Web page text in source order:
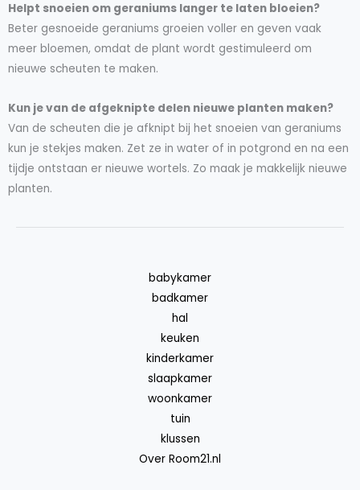
Helpt snoeien om geraniums langer te laten bloeien?
Beter gesnoeide geraniums groeien voller en geven vaak
meer bloemen, omdat de plant wordt gestimuleerd om
nieuwe scheuten te maken.
Kun je van de afgeknipte delen nieuwe planten maken?
Van de scheuten die je afknipt bij het snoeien van geraniums
kun je stekjes maken. Zet ze in water of in potgrond en na een
tijdje ontstaan er nieuwe wortels. Zo maak je makkelijk nieuwe
planten.
babykamer
badkamer
hal
keuken
kinderkamer
slaapkamer
woonkamer
tuin
klussen
Over Room21.nl